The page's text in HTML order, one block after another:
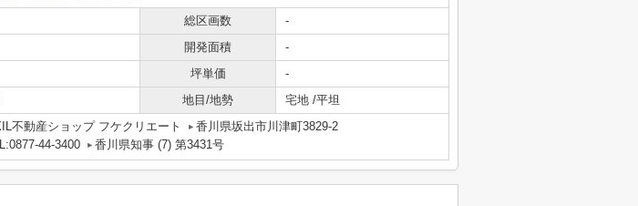
総区画数
-
開発面積
-
坪単価
-
地目/地勢 宅地 /平坦
不動産ショップ フケクリエート
香川県坂出市川津町3829-2
44-3400
香川県知事 (7) 第3431号